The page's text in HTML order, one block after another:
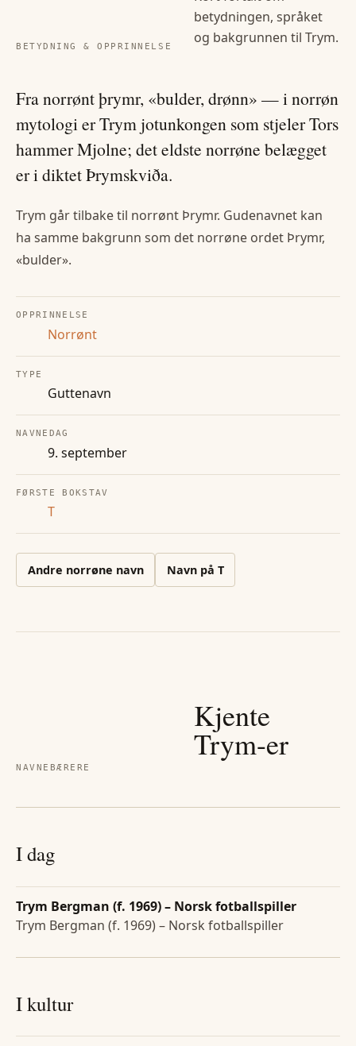
BETYDNING & OPPRINNELSE
betydningen, språket
og bakgrunnen til Trym.
Fra norrønt þrymr, «bulder, drønn» — i norrøn
mytologi er Trym jotunkongen som stjeler Tors
hammer Mjolne; det eldste norrøne belægget
er i diktet Þrymskviða.
Trym går tilbake til norrønt Þrymr. Gudenavnet kan
ha samme bakgrunn som det norrøne ordet Þrymr,
«bulder».
OPPRINNELSE
Norrønt
TYPE
Guttenavn
NAVNEDAG
9. september
FØRSTE BOKSTAV
T
Andre norrøne navn Navn på T
NAVNEBÆRERE
Kjente
Trym-er
I dag
Trym Bergman (f. 1969) – Norsk fotballspiller
Trym Bergman (f. 1969) – Norsk fotballspiller
I kultur